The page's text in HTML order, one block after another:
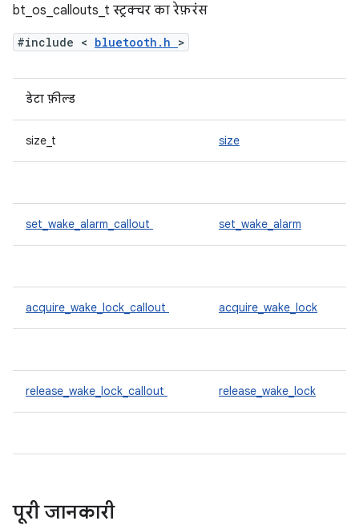
bt_os_callouts_t स्ट्रक्चर का रेफ़रंस
#include < bluetooth.h >
डेटा फ़ील्ड
size_t size
set_wake_alarm_callout set_wake_alarm
acquire_wake_lock_callout acquire_wake_lock
release_wake_lock_callout release_wake_lock
पूरी जानकारी